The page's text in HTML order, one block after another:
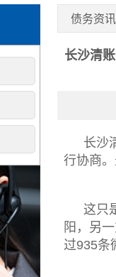
债务资讯
长沙清
长沙
行协商
这只
阳，另
过935条